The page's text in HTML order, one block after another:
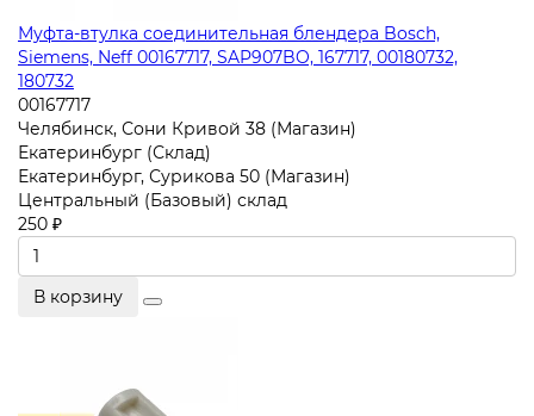
Муфта-втулка соединительная блендера Bosch,
Siemens, Neff 00167717, SAP907BO, 167717, 00180732,
180732
00167717
Челябинск, Сони Кривой 38 (Магазин)
Екатеринбург (Склад)
Екатеринбург, Сурикова 50 (Магазин)
Центральный (Базовый) склад
250 ₽
В корзину